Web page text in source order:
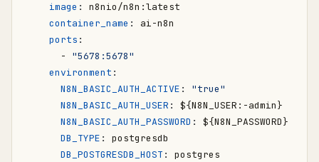
image :
n8nio/n8n:latest
container_name :
ai-n8n
ports :
- "5678:5678"
environment :
N8N_BASIC_AUTH_ACTIVE :
"true"
N8N_BASIC_AUTH_USER :
${N8N_USER:-admin}
N8N_BASIC_AUTH_PASSWORD :
${N8N_PASSWORD}
DB_TYPE :
postgresdb
DB_POSTGRESDB_HOST :
postgres